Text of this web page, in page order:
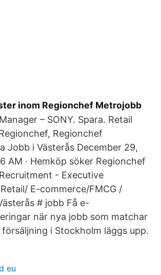
inom Regionchef Metrojobb
– SONY. Spara. Retail
Regionchef
Jobb i Västerås December 29,
AM · Hemköp söker Regionchef
- Executive
E-commerce/FMCG /
# jobb Få e-
när nya jobb som matchar
i Stockholm läggs upp.
eu